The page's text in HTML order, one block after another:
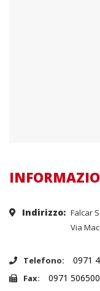
Indirizzo: Falcar
Via
Telefono: 0971
Fax: 0971 506500